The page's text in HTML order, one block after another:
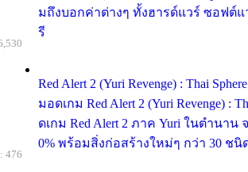
มถึงบอกค่าต่างๆ ทั้งฮารด์แวร์ ซอฟต์แ
รี
Red Alert 2 (Yuri Revenge) : Thai
มอดเกม Red Alert 2 (Yuri Revenge) :
ดเกม Red Alert 2 ภาค Yuri ในตำนาน
0% พร้อมสิ่งก่อสร้างใหม่ๆ กว่า 30 ชนิ
476